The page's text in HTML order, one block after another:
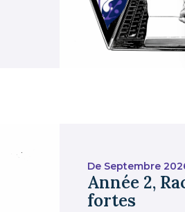
De Septembre
Année 2,
fortes